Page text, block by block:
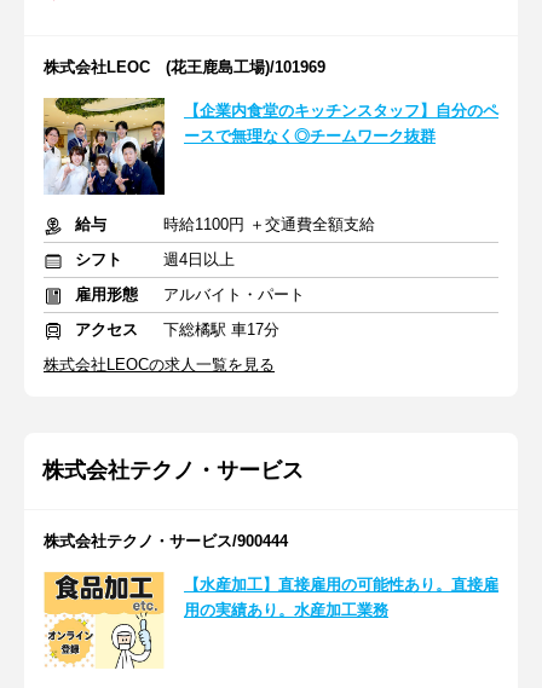
株式会社LEOC (花王鹿島工場)/101969
【企業内食堂のキッチンスタッフ】自分のペ
ースで無理なく◎チームワーク抜群
給与
時給1100円 ＋交通費全額支給
シフト
週4日以上
雇用形態
アルバイト・パート
アクセス
下総橘駅 車17分
株式会社LEOCの求人一覧を見る
株式会社テクノ・サービス
株式会社テクノ・サービス/900444
【水産加工】直接雇用の可能性あり。直接雇
用の実績あり。水産加工業務